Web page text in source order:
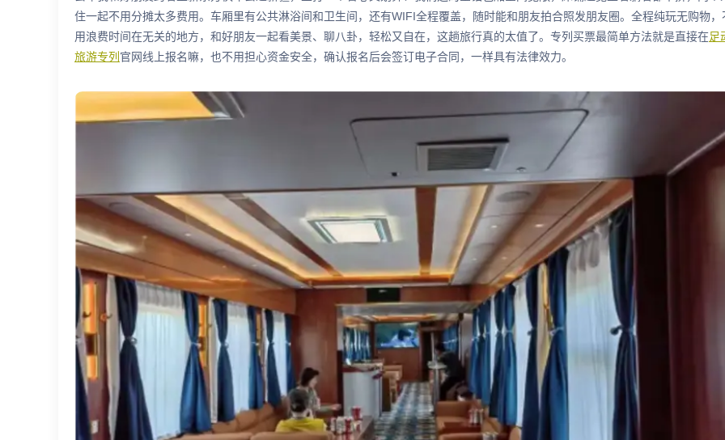
住一起不用分摊太多费用。车厢里有公共淋浴间和卫生间，还有WIFI全程覆盖，随时能和朋友拍合照发朋友圈。全程纯玩无购物，
用浪费时间在无关的地方，和好朋友一起看美景、聊八卦，轻松又自在，这趟旅行真的太值了。专列买票最简单方法就是直接在足
旅游专列 官网线上报名嘛，也不用担心资金安全，确认报名后会签订电子合同，一样具有法律效力。